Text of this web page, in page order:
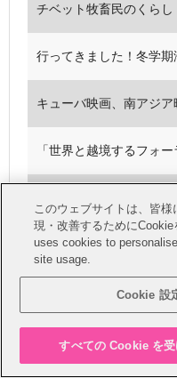
チベット牧畜民のくらし
行ってきました！冬学期
キューバ映画、南アジ
「世界と越境するフォ
夏学期が来た！
3つの世界展開力強化事
The Three ‘Inter-
このウェブサイトは、皆
現・改善するために
uses cookies to
site usage.
Cookie 設
すべての Cookie を